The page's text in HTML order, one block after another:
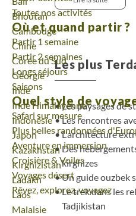
Voyage
Bhoutan
Voyage
Cambodge
Voyage
Chine
Voyage
Corée du Sud
Voyage
Géorgie
Voyage
Inde
Voyage
Inde Himalayenne
Voyage
Indonésie
Voyage
Japon
Voyage
Kazakhstan
Voyage
Kirghizistan
Voyage
Ladakh
Voyage
Laos
Voyage
Malaisie
Toutes nos activités
Où et quand partir ?
Partir 1 semaine
Partir 2 semaines
Longs séjours
Saisons
Quel style de
Safari sur mesure
Plus belles randonnées
Aventure en immersion
Croisière & Voiles
Voyages désert
Rêvez, explorez, voyagez
avec beauté et
randonnons au
sommets coiffés de
Les plus
Les paysages de
Les rencontres
L'architecture
Des
kirghizes
Un guide ouzbek
Le trek dans les
Tadjikistan